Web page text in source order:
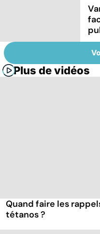
Plus de vidéos
Quand faire les
tétanos ?